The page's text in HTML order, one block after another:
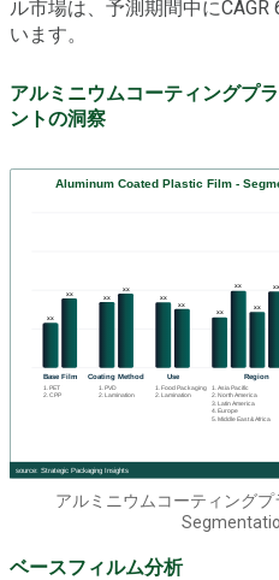
ル市場は、予測期間中に
います。
アルミニウムコーティングプ
ントの洞察
アルミニウムコーティング
ベースフィルム分析